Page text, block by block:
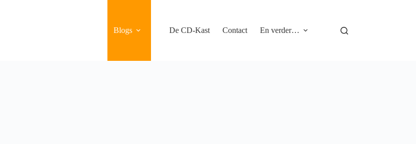
Blogs De CD-Kast Contact En verder…